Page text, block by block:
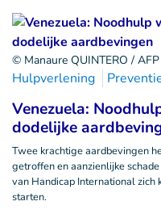
© Manaure QUINTERO / AFP
Hulpverlening
Venezuela:
dodelijke
Twee krachtige aardbevingen
getroffen en aanzienlijke
van Handicap International
starten.